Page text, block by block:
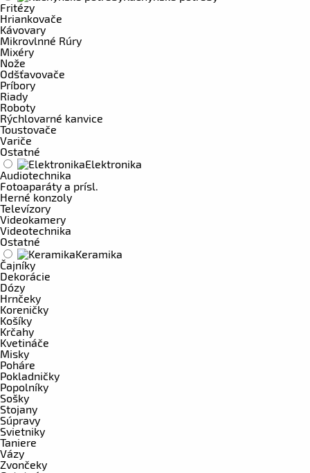
Fritézy
Hriankovače
Kávovary
Mikrovlnné Rúry
Mixéry
Nože
Odšťavovače
Príbory
Riady
Roboty
Rýchlovarné kanvice
Toustovače
Variče
Ostatné
Elektronika
Audiotechnika
Fotoaparáty a prísl.
Herné konzoly
Televízory
Videokamery
Videotechnika
Ostatné
Keramika
Čajníky
Dekorácie
Dózy
Hrnčeky
Koreničky
Košíky
Krčahy
Kvetináče
Misky
Poháre
Pokladničky
Popolníky
Sošky
Stojany
Súpravy
Svietniky
Taniere
Vázy
Zvončeky